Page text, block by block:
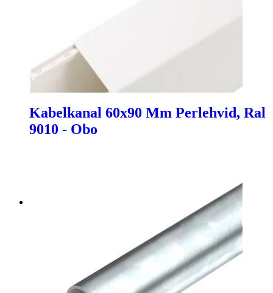
Kabelkanal 60x90 Mm Perlehvid, Ral
9010 - Obo